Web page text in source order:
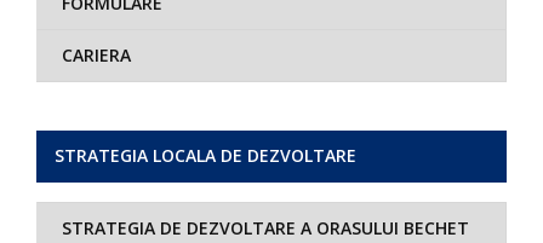
CARIERA
STRATEGIA LOCALA DE DEZVOLTARE
STRATEGIA DE DEZVOLTARE A ORASULUI BECHET